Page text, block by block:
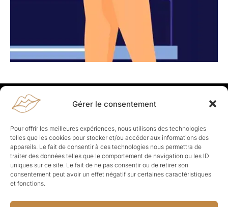
Gérer le consentement
Pour offrir les meilleures expériences, nous utilisons des technologies
telles que les cookies pour stocker et/ou accéder aux informations des
appareils. Le fait de consentir à ces technologies nous permettra de
traiter des données telles que le comportement de navigation ou les ID
uniques sur ce site. Le fait de ne pas consentir ou de retirer son
consentement peut avoir un effet négatif sur certaines caractéristiques
et fonctions.
Rapporteuses
À propos de Rapporteuses :Rapporteuses, c’est l’histoire de
Parisiennes, bien dans leurs baskets qui aiment rapporter ce qui leur
cause, leur apporte et leur rapporte !
Les Topics
Société Politique Business Culture
Sport
Lifestyle